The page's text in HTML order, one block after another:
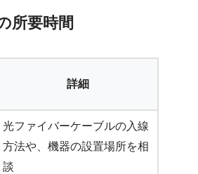
所要時間
詳細
光ファイバーケーブルの入線
方法や、機器の設置場所を相
談